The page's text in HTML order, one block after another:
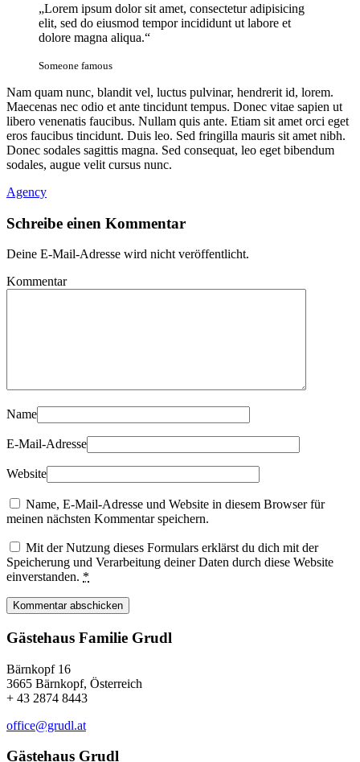
„Lorem ipsum dolor sit amet, consectetur adipisicing
elit, sed do eiusmod tempor incididunt ut labore et
dolore magna aliqua.“
Someone famous
Nam quam nunc, blandit vel, luctus pulvinar, hendrerit id, lorem.
Maecenas nec odio et ante tincidunt tempus. Donec vitae sapien ut
libero venenatis faucibus. Nullam quis ante. Etiam sit amet orci eget
eros faucibus tincidunt. Duis leo. Sed fringilla mauris sit amet nibh.
Donec sodales sagittis magna. Sed consequat, leo eget bibendum
sodales, augue velit cursus nunc.
Agency
Schreibe einen Kommentar
Deine E-Mail-Adresse wird nicht veröffentlicht.
Kommentar
Name
E-Mail-Adresse
Website
Name, E-Mail-Adresse und Website in diesem Browser für
meinen nächsten Kommentar speichern.
Mit der Nutzung dieses Formulars erklärst du dich mit der
Speicherung und Verarbeitung deiner Daten durch diese Website
einverstanden. *
Kommentar abschicken
Gästehaus Familie Grudl
Bärnkopf 16
3665 Bärnkopf, Österreich
+ 43 2874 8443
office@grudl.at
Gästehaus Grudl